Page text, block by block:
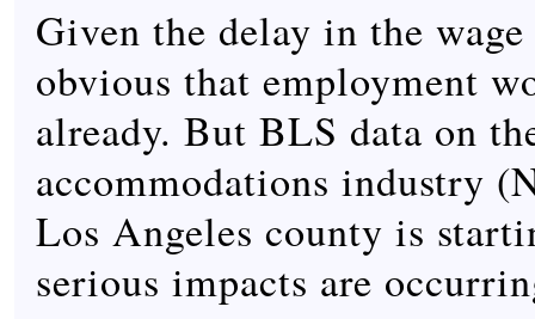
Given the delay in the
obvious that employment
already. But BLS data on
accommodations industry
Los Angeles county is
serious impacts are